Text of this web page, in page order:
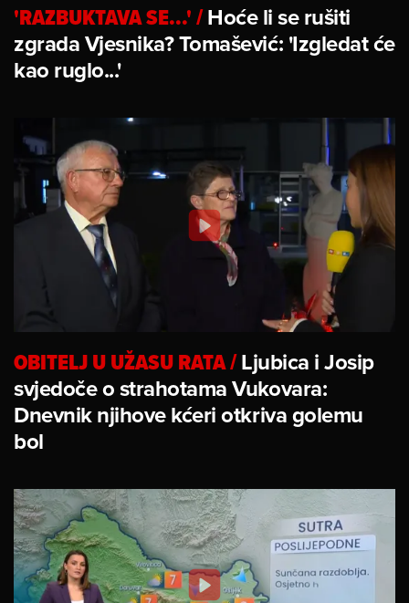
'RAZBUKTAVA SE...'/Hoće li se rušiti
zgrada Vjesnika? Tomašević: 'Izgledat će
kao ruglo...'
OBITELJ U UŽASU RATA/Ljubica i Josip
svjedoče o strahotama Vukovara:
Dnevnik njihove kćeri otkriva golemu
bol